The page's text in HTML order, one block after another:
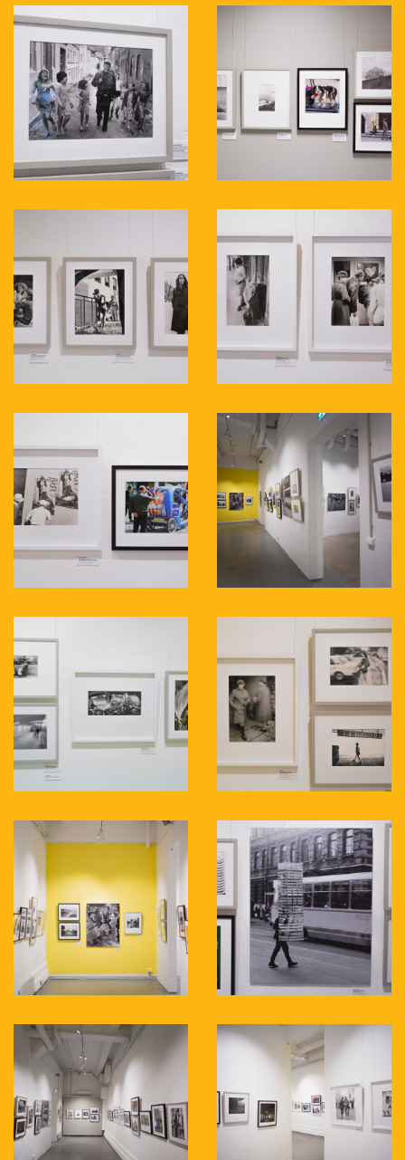
Toetajad: Eesti Kultuurkapital,
Telliskivi Loomelinnak, Joon, Taevas
Ogilvy, Tikkurila, Ajar Stuudiod.
Meediakajastus:
Kauni ajastu lõpp,
Eesti tänava­fotograafia on arglik nagu
süütu neitsi,
Priit Hõbemägi, Eesti
Ekspress
Tänavafotograafia vabadus on
varasemast väiksem, vastutus suurem,
teose levik võib aga kergesti
kontrolli alt väljuda,Keiu Virro, EPL
Dokfoto keskus avas kohaliku
tänavafotograafia ülevaatenäituse,
ERR
Kultuuriuudised
Avatakse esimene Eesti
, Postimees
tänavafotograafia ülevaatenäitus,
Õhtuleht